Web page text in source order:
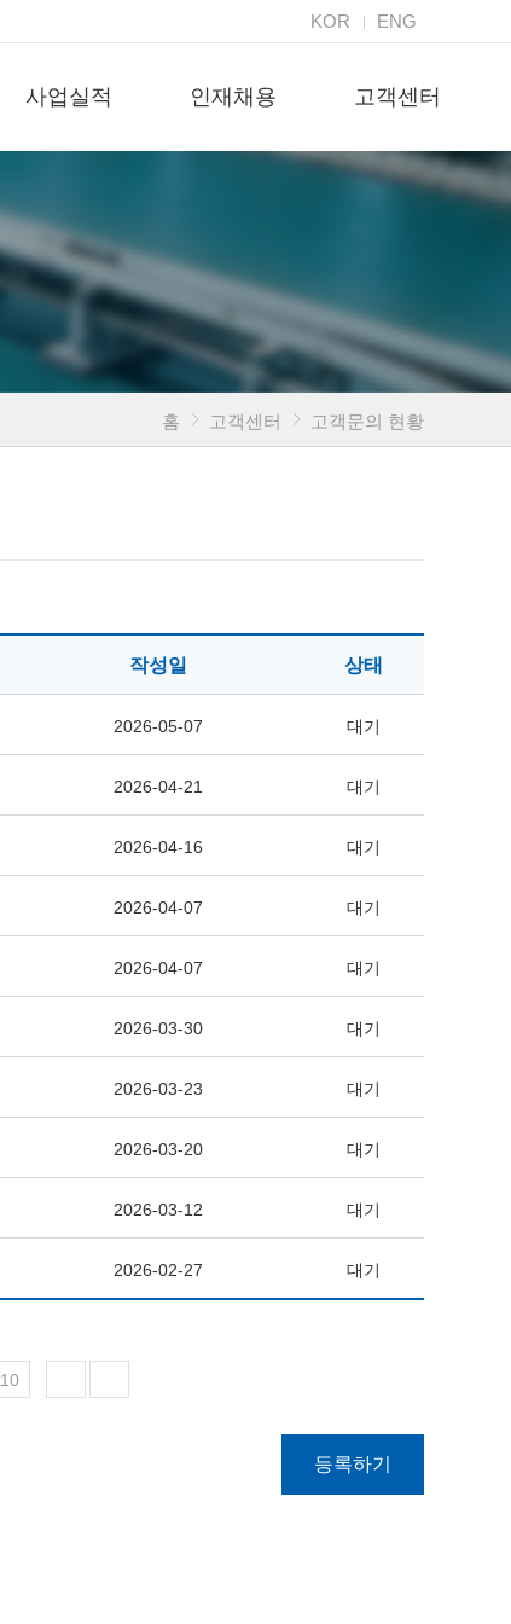
KOR ENG
사업실적 인재채용 고객센터
홈 고객센터 고객문의 현황
작성일 상태
2026-05-07 대기
2026-04-21 대기
2026-04-16 대기
2026-04-07 대기
2026-04-07 대기
2026-03-30 대기
2026-03-23 대기
2026-03-20 대기
2026-03-12 대기
2026-02-27 대기
10
등록하기